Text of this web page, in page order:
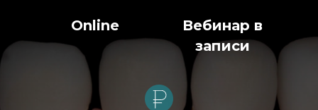
Online
Вебинар в
записи